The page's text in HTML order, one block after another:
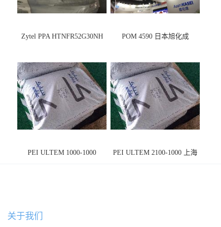
Zytel PPA HTNFR52G30NH POM 4590 日本旭化成
PEI ULTEM 1000-1000
PEI ULTEM 2100-1000 上海
关于我们